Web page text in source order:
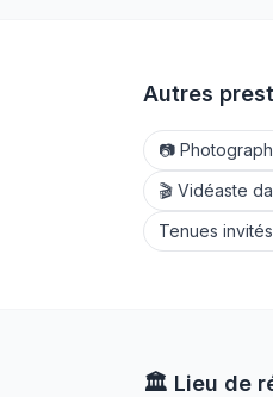
Autres
📷
🎬 Vidéaste
Tenues invités
🏛️ Lieu de